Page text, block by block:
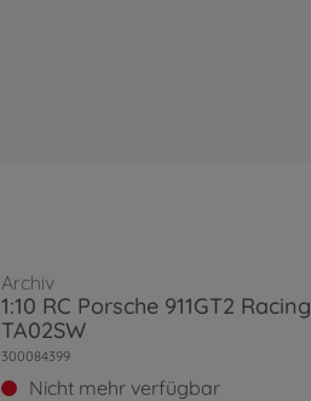
Archiv
1:10 RC Porsche 911GT2 Racing
TA02SW
300084399
Nicht mehr verfügbar